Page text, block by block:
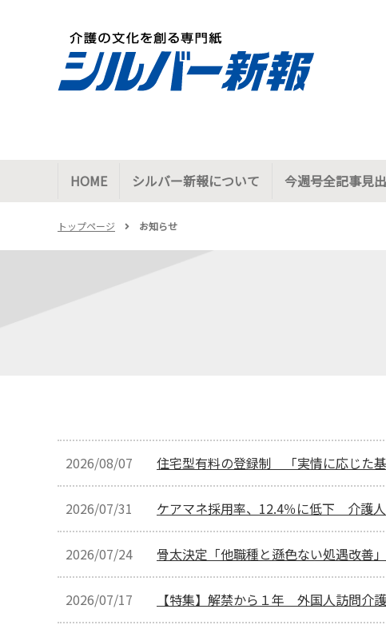
HOME シルバー新報について 今週号全記事見
トップページ お知らせ
2026/08/07 住宅型有料の登録制 「実情に応じた基
2026/07/31 ケアマネ採用率、12.4％に低下 介護
2026/07/24 骨太決定「他職種と遜色ない処遇改善」
2026/07/17 【特集】解禁から１年 外国人訪問介護